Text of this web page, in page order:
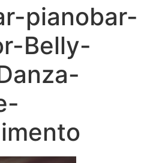
pianobar-
Belly-